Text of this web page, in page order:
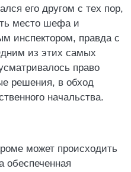
его другом с тех пор,
место шефа и
инспектором, правда с
из этих самых
право
решения, в обход
начальства.
может происходить
обеспеченная